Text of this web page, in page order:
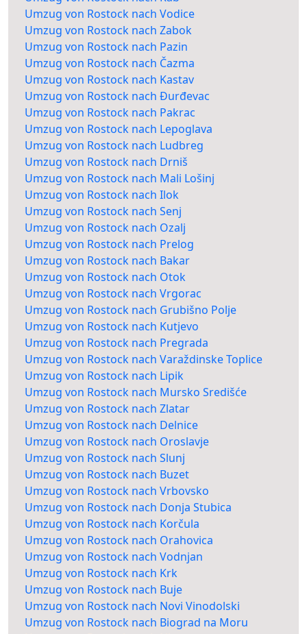
Umzug von Rostock nach Vodice
Umzug von Rostock nach Zabok
Umzug von Rostock nach Pazin
Umzug von Rostock nach Čazma
Umzug von Rostock nach Kastav
Umzug von Rostock nach Đurđevac
Umzug von Rostock nach Pakrac
Umzug von Rostock nach Lepoglava
Umzug von Rostock nach Ludbreg
Umzug von Rostock nach Drniš
Umzug von Rostock nach Mali Lošinj
Umzug von Rostock nach Ilok
Umzug von Rostock nach Senj
Umzug von Rostock nach Ozalj
Umzug von Rostock nach Prelog
Umzug von Rostock nach Bakar
Umzug von Rostock nach Otok
Umzug von Rostock nach Vrgorac
Umzug von Rostock nach Grubišno Polje
Umzug von Rostock nach Kutjevo
Umzug von Rostock nach Pregrada
Umzug von Rostock nach Varaždinske Toplice
Umzug von Rostock nach Lipik
Umzug von Rostock nach Mursko Središće
Umzug von Rostock nach Zlatar
Umzug von Rostock nach Delnice
Umzug von Rostock nach Oroslavje
Umzug von Rostock nach Slunj
Umzug von Rostock nach Buzet
Umzug von Rostock nach Vrbovsko
Umzug von Rostock nach Donja Stubica
Umzug von Rostock nach Korčula
Umzug von Rostock nach Orahovica
Umzug von Rostock nach Vodnjan
Umzug von Rostock nach Krk
Umzug von Rostock nach Buje
Umzug von Rostock nach Novi Vinodolski
Umzug von Rostock nach Biograd na Moru